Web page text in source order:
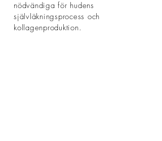
nödvändiga för hudens
självläkningsprocess och
kollagenproduktion.